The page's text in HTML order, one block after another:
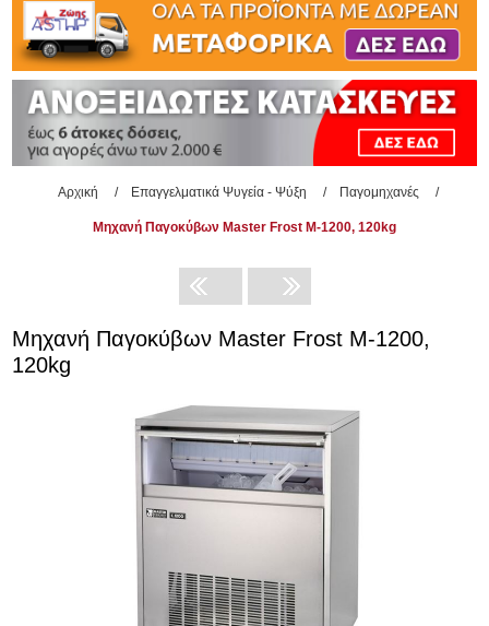
Αρχική / Επαγγελματικά Ψυγεία - Ψύξη / Παγομηχανές /
Μηχανή Παγοκύβων Master Frost M-1200, 120kg
Μηχανή Παγοκύβων Master Frost M-1200,
120kg